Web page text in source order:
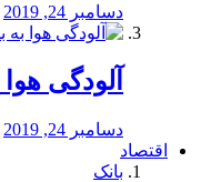
دسامبر 24, 2019
آلودگی
دسامبر 24, 2019
اقتصاد
بانک